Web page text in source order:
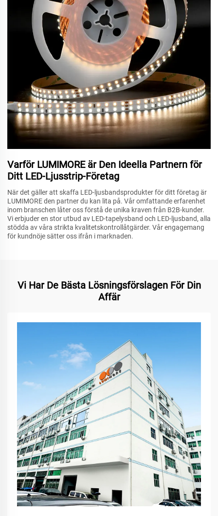
Varför LUMIMORE är Den Ideella Partnern för
Ditt LED-Ljusstrip-Företag
När det gäller att skaffa LED-ljusbandsprodukter för ditt företag är
LUMIMORE den partner du kan lita på. Vår omfattande erfarenhet
inom branschen låter oss förstå de unika kraven från B2B-kunder.
Vi erbjuder en stor utbud av LED-tapelysband och LED-ljusband, alla
stödda av våra strikta kvalitetskontrollåtgärder. Vår engagemang
för kundnöje sätter oss ifrån i marknaden.
Vi Har De Bästa Lösningsförslagen För Din
Affär